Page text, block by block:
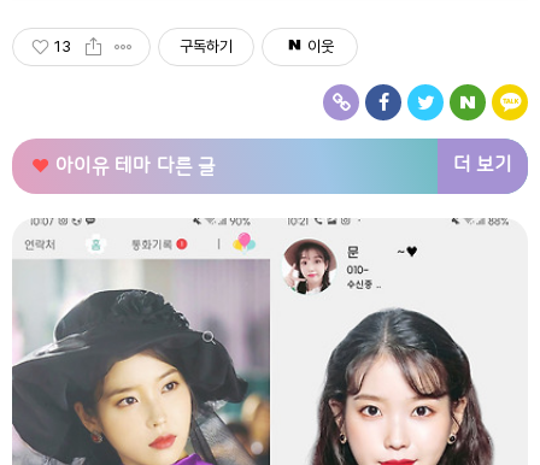
13 구독하기 이웃
아이유 테마 다른 글 더 보기